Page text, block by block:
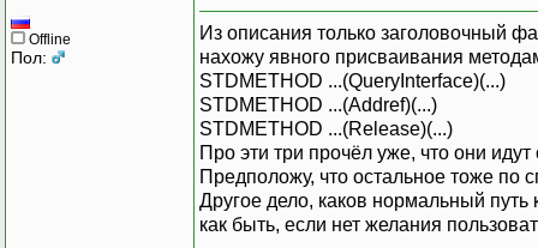
Offline
Пол:
Из описания только заголовочный
нахожу явного присваивания
STDMETHOD ...(QueryInterface)(...)
STDMETHOD ...(Addref)(...)
STDMETHOD ...(Release)(...)
Про эти три прочёл уже, что они
Предположу, что остальное тоже по
Другое дело, каков нормальный
как быть, если нет желания